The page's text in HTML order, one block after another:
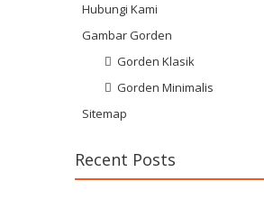
Hubungi Kami
Gambar Gorden
Gorden Klasik
Gorden Minimalis
Sitemap
Recent Posts